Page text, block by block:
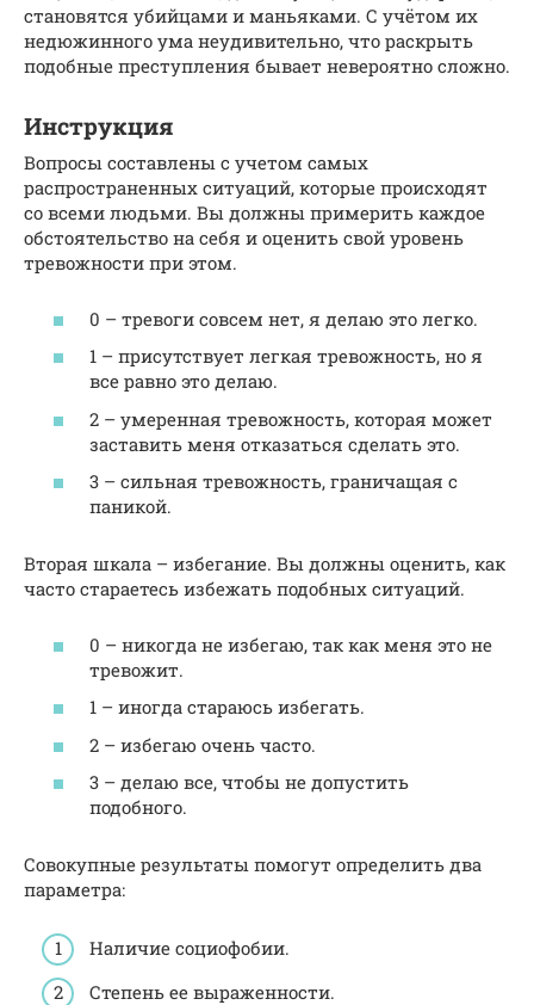
становятся убийцами и маньяками. С учётом их
недюжинного ума неудивительно, что раскрыть
подобные преступления бывает невероятно сложно.
Инструкция
Вопросы составлены с учетом самых
распространенных ситуаций, которые происходят
со всеми людьми. Вы должны примерить каждое
обстоятельство на себя и оценить свой уровень
тревожности при этом.
0 – тревоги совсем нет, я делаю это легко.
1 – присутствует легкая тревожность, но я
все равно это делаю.
2 – умеренная тревожность, которая может
заставить меня отказаться сделать это.
3 – сильная тревожность, граничащая с
паникой.
Вторая шкала – избегание. Вы должны оценить, как
часто стараетесь избежать подобных ситуаций.
0 – никогда не избегаю, так как меня это не
тревожит.
1 – иногда стараюсь избегать.
2 – избегаю очень часто.
3 – делаю все, чтобы не допустить
подобного.
Совокупные результаты помогут определить два
параметра:
Наличие социофобии.
Степень ее выраженности.